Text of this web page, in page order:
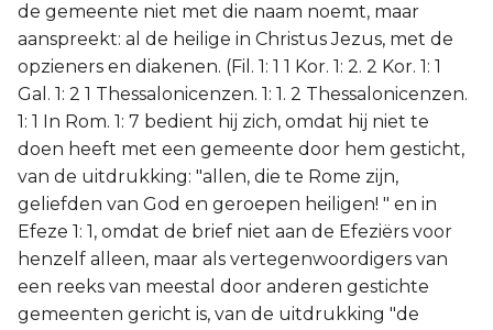
de gemeente niet met die naam noemt, maar
aanspreekt: al de heilige in Christus Jezus, met de
opzieners en diakenen. (Fil. 1: 1 1 Kor. 1: 2. 2 Kor. 1: 1
Gal. 1: 2 1 Thessalonicenzen. 1: 1. 2 Thessalonicenzen.
1: 1 In Rom. 1: 7 bedient hij zich, omdat hij niet te
doen heeft met een gemeente door hem gesticht,
van de uitdrukking: "allen, die te Rome zijn,
geliefden van God en geroepen heiligen! " en in
Efeze 1: 1, omdat de brief niet aan de Efeziërs voor
henzelf alleen, maar als vertegenwoordigers van
een reeks van meestal door anderen gestichte
gemeenten gericht is, van de uitdrukking "de